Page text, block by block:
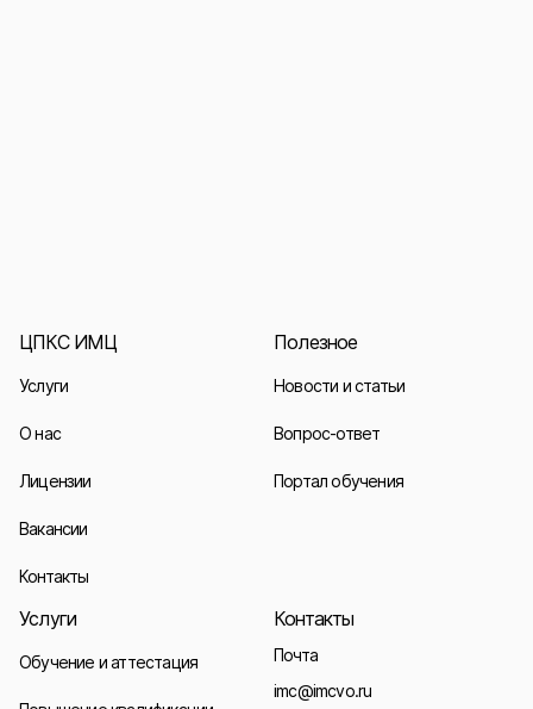
ЦПКС ИМЦ
Услуги
О нас
Лицензии
Вакансии
Контакты
Полезное
Новости и статьи
Вопрос-ответ
Портал обучения
Услуги
Обучение и аттестация
Контакты
Почта
imc@imcvo.ru